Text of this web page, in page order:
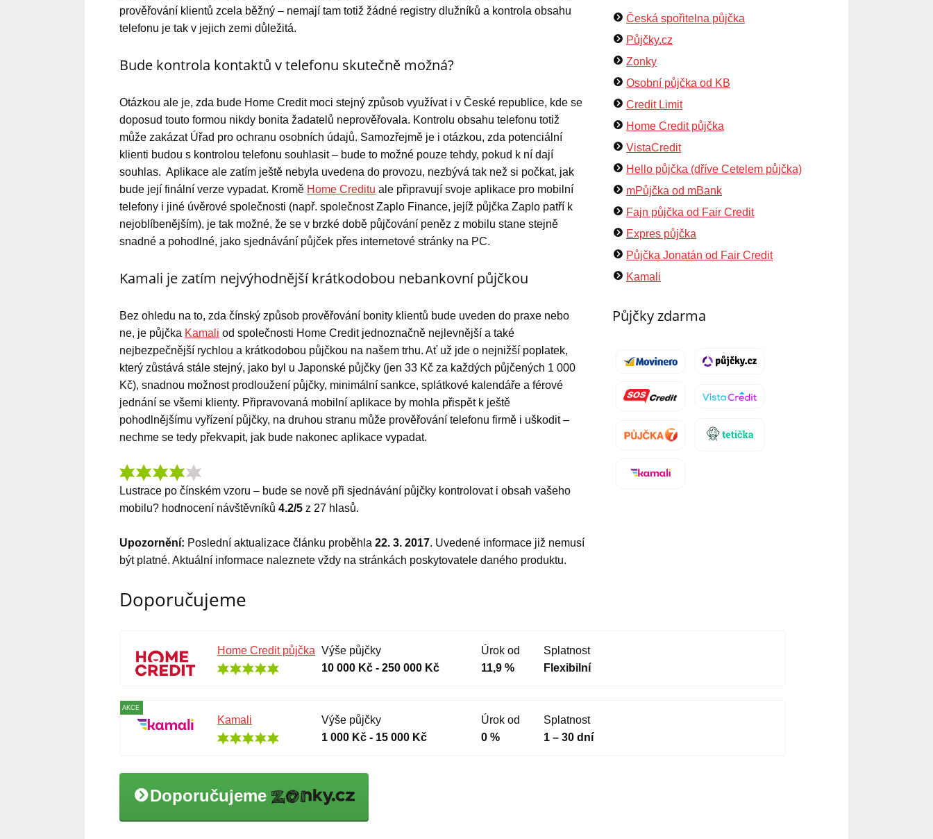
prověřování klientů zcela běžný – nemají tam totiž žádné registry dlužníků a kontrola obsahu
telefonu je tak v jejich zemi důležitá.
Bude kontrola kontaktů v telefonu skutečně možná?
Otázkou ale je, zda bude Home Credit moci stejný způsob využívat i v České republice, kde se
doposud touto formou nikdy bonita žadatelů neprověřovala. Kontrolu obsahu telefonu totiž
může zakázat Úřad pro ochranu osobních údajů. Samozřejmě je i otázkou, zda potenciální
klienti budou s kontrolou telefonu souhlasit – bude to možné pouze tehdy, pokud k ní dají
souhlas. Aplikace ale zatím ještě nebyla uvedena do provozu, nezbývá tak než si počkat, jak
bude její finální verze vypadat. Kromě Home Creditu ale připravují svoje aplikace pro mobilní
telefony i jiné úvěrové společnosti (např. společnost Zaplo Finance, jejíž půjčka Zaplo patří k
nejoblíbenějším), je tak možné, že se v brzké době půjčování peněz z mobilu stane stejně
snadné a pohodlné, jako sjednávání půjček přes internetové stránky na PC.
Kamali je zatím nejvýhodnější krátkodobou nebankovní půjčkou
Bez ohledu na to, zda čínský způsob prověřování bonity klientů bude uveden do praxe nebo
ne, je půjčka Kamali od společnosti Home Credit jednoznačně nejlevnější a také
nejbezpečnější rychlou a krátkodobou půjčkou na našem trhu. Ať už jde o nejnižší poplatek,
který zůstává stále stejný, jako byl u Japonské půjčky (jen 33 Kč za každých půjčených 1 000
Kč), snadnou možnost prodloužení půjčky, minimální sankce, splátkové kalendáře a férové
jednání se všemi klienty. Připravovaná mobilní aplikace by mohla přispět k ještě
pohodlnějšímu vyřízení půjčky, na druhou stranu může prověřování telefonu firmě i uškodit –
nechme se tedy překvapit, jak bude nakonec aplikace vypadat.
Lustrace po čínském vzoru – bude se nově při sjednávání půjčky kontrolovat i obsah vašeho
mobilu? hodnocení návštěvníků 4.2/5 z 27 hlasů.
Upozornění: Poslední aktualizace článku proběhla 22. 3. 2017. Uvedené informace již nemusí
být platné. Aktuální informace naleznete vždy na stránkách poskytovatele daného produktu.
Doporučujeme
Home Credit půjčka Výše půjčky
10 000 Kč - 250 000 Kč
Úrok od
11,9 %
Splatnost
Flexibilní
AKCE
Kamali
Výše půjčky
1 000 Kč - 15 000 Kč
Úrok od
0 %
Splatnost
1 – 30 dní
Doporučujeme
Česká spořitelna půjčka
Půjčky.cz
Zonky
Osobní půjčka od KB
Credit Limit
Home Credit půjčka
VistaCredit
Hello půjčka (dříve Cetelem půjčka)
mPůjčka od mBank
Fajn půjčka od Fair Credit
Expres půjčka
Půjčka Jonatán od Fair Credit
Kamali
Půjčky zdarma